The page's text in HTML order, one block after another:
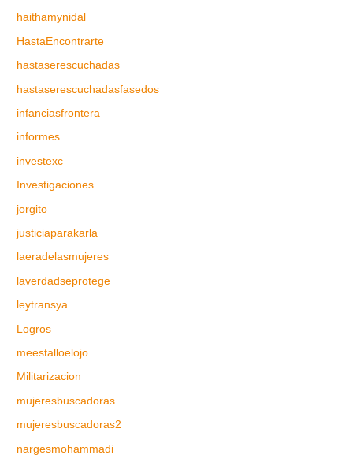
haithamynidal
HastaEncontrarte
hastaserescuchadas
hastaserescuchadasfasedos
infanciasfrontera
informes
investexc
Investigaciones
jorgito
justiciaparakarla
laeradelasmujeres
laverdadseprotege
leytransya
Logros
meestalloelojo
Militarizacion
mujeresbuscadoras
mujeresbuscadoras2
nargesmohammadi